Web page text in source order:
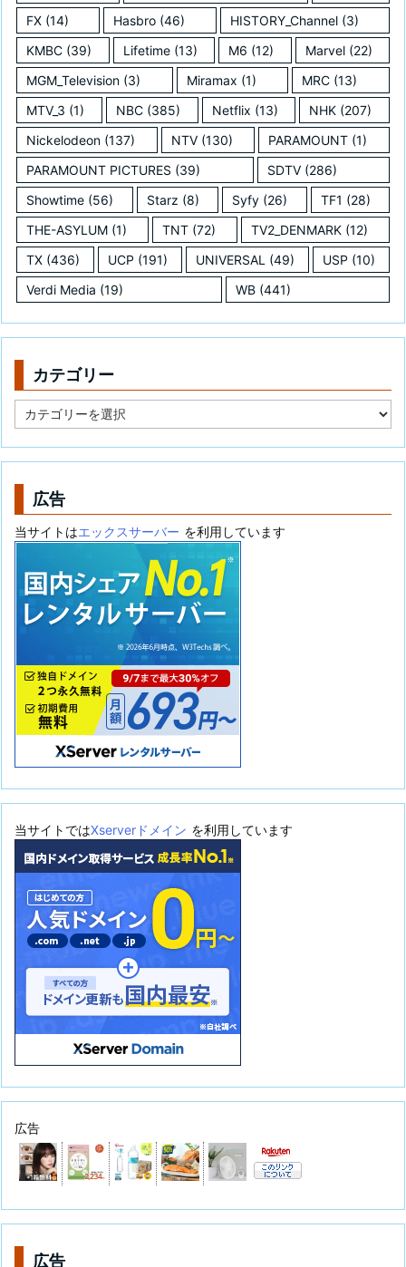
FX (14) Hasbro (46) HISTORY_Channel(3)
KMBC (39) Lifetime(13) M6 (12) Marvel(22)
MGM_Television (3) Miramax (1) MRC (13)
MTV_3 (1) NBC(385) Netflix (13) NHK (207)
Nickelodeon (137) NTV(130) PARAMOUNT (1)
PARAMOUNT PICTURES (39) SDTV(286)
Showtime (56) Starz (8) Syfy (26) TF1 (28)
THE-ASYLUM (1) TNT (72) TV2_DENMARK (12)
TX (436) UCP (191) UNIVERSAL (49) USP (10)
Verdi Media (19) WB (441)
カテゴリー
テ
リ
広告
当サイトはエックスサーバー を利用しています
当サイトではXserverドメイン を利用しています
広告
広告